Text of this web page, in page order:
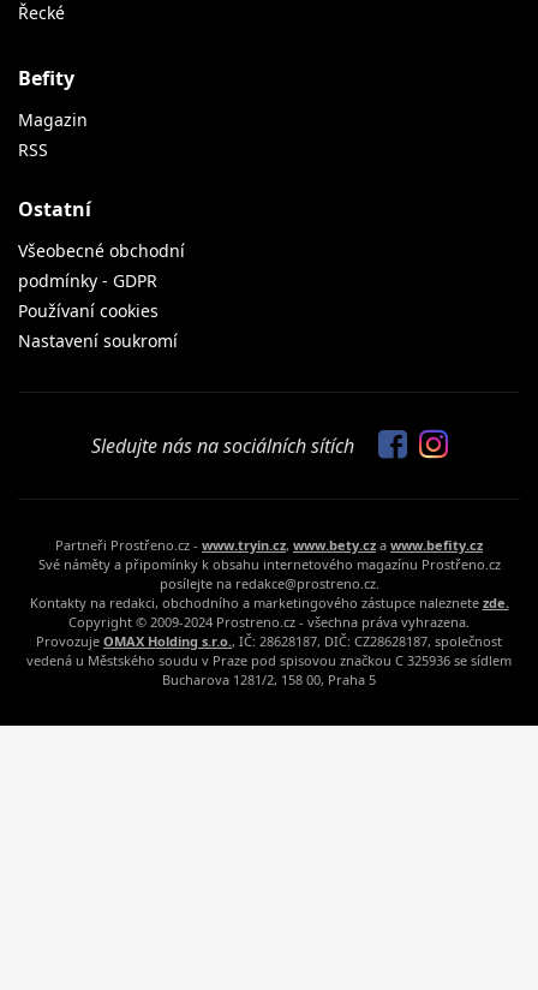
Řecké
Befity
Magazin
RSS
Ostatní
Všeobecné obchodní
podmínky - GDPR
Používaní cookies
Nastavení soukromí
Sledujte nás na sociálních sítích
Partneři Prostřeno.cz - www.tryin.cz, www.bety.cz a www.befity.cz
Své náměty a připomínky k obsahu internetového magazínu Prostřeno.cz
posílejte na redakce@prostreno.cz.
Kontakty na redakci, obchodního a marketingového zástupce naleznete zde.
Copyright © 2009-2024 Prostreno.cz - všechna práva vyhrazena.
Provozuje OMAX Holding s.r.o., IČ: 28628187, DIČ: CZ28628187, společnost
vedená u Městského soudu v Praze pod spisovou značkou C 325936 se sídlem
Bucharova 1281/2, 158 00, Praha 5